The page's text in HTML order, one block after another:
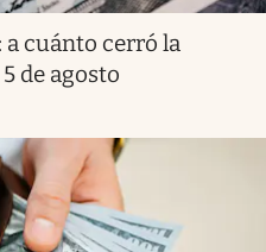
a cuánto cerró la
de agosto